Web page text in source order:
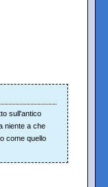
sull'antico
niente a che
come quello